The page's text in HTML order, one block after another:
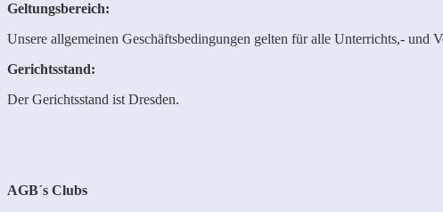
Geltungsbereich:
Unsere allgemeinen Geschäftsbedingungen gelten für alle Unterrichts,- und
Gerichtsstand:
Der Gerichtsstand ist Dresden.
AGB´s Clubs